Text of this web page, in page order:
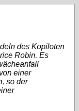
des Kopiloten
Robin. Es
einer
so der